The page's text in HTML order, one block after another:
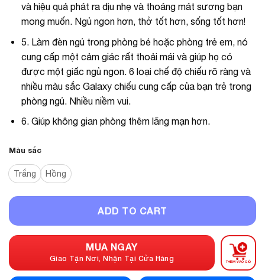
và hiệu quả phát ra dịu nhẹ và thoáng mát sương bạn
mong muốn. Ngủ ngon hơn, thở tốt hơn, sống tốt hơn!
5. Làm đèn ngủ trong phòng bé hoặc phòng trẻ em, nó
cung cấp một cảm giác rất thoải mái và giúp họ có
được một giấc ngủ ngon. 6 loại chế độ chiếu rõ ràng và
nhiều màu sắc Galaxy chiếu cung cấp của bạn trẻ trong
phòng ngủ. Nhiều niềm vui.
6. Giúp không gian phòng thêm lãng mạn hơn.
Màu sắc
Trắng Hồng
ADD TO CART
MUA NGAY
Giao Tận Nơi, Nhận Tại Cửa Hàng THÊM VÀO GIỎ